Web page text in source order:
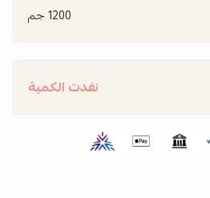
1200 جم
نفدت الكمية